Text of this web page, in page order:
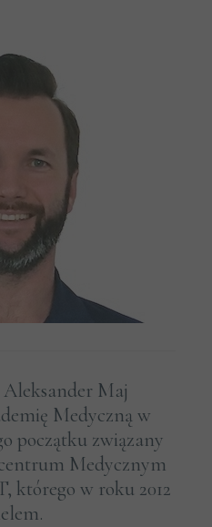
Maj
Medyczną w
początku związany
Medycznym
którego w roku 2012